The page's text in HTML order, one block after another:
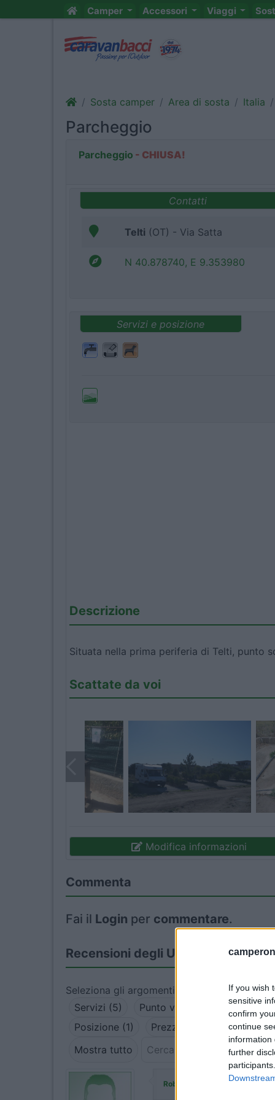
If you wish
sensitive
confirm
continue
information
further
Camper Accessori Viaggi
Sosta camper Area di sosta Italia
Parcheggio
Parcheggio - CHIUSA!
Contatti
Telti (OT) - Via Satta
N 40.878740, E 9.353980
Servizi e posizione
Descrizione
Situata nella prima periferia di Telti, punto
Scattate da voi
Modifica informazioni
Commenta
Fai il Login per commentare.
Recensioni degli Utenti
Seleziona gli argomenti per leggere le
Servizi (5)
Punto vendita (3)
Posizione (1)
Prezzo (1)
Pulizia (1)
Mostra tutto
Roberta Barbero ha